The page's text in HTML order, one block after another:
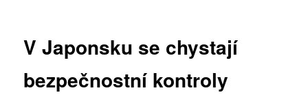
V Japonsku se chystají
bezpečnostní kontroly